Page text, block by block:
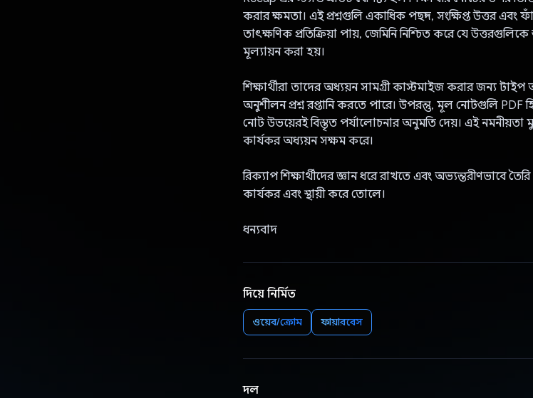
করার ক্ষমতা। এই প্রশ্নগুলি একাধিক পছন্দ, সংক্ষিপ্ত উত্তর এবং
তাৎক্ষণিক প্রতিক্রিয়া পায়, জেমিনি নিশ্চিত করে যে
মূল্যায়ন করা হয়।
শিক্ষার্থীরা তাদের অধ্যয়ন সামগ্রী কাস্টমাইজ করার জন্য টাইপ
অনুশীলন প্রশ্ন রপ্তানি করতে পারে। উপরন্তু, মূল নোটগুলি PDF
নোট উভয়েরই বিস্তৃত পর্যালোচনার অনুমতি দেয়। এই নমনীয়তা
কার্যকর অধ্যয়ন সক্ষম করে।
রিক্যাপ শিক্ষার্থীদের জ্ঞান ধরে রাখতে এবং অভ্যন্তরীণভাবে
কার্যকর এবং স্থায়ী করে তোলে।
ধন্যবাদ
দিয়ে নির্মিত
ওয়েব/ক্রোম ফায়ারবেস
দল